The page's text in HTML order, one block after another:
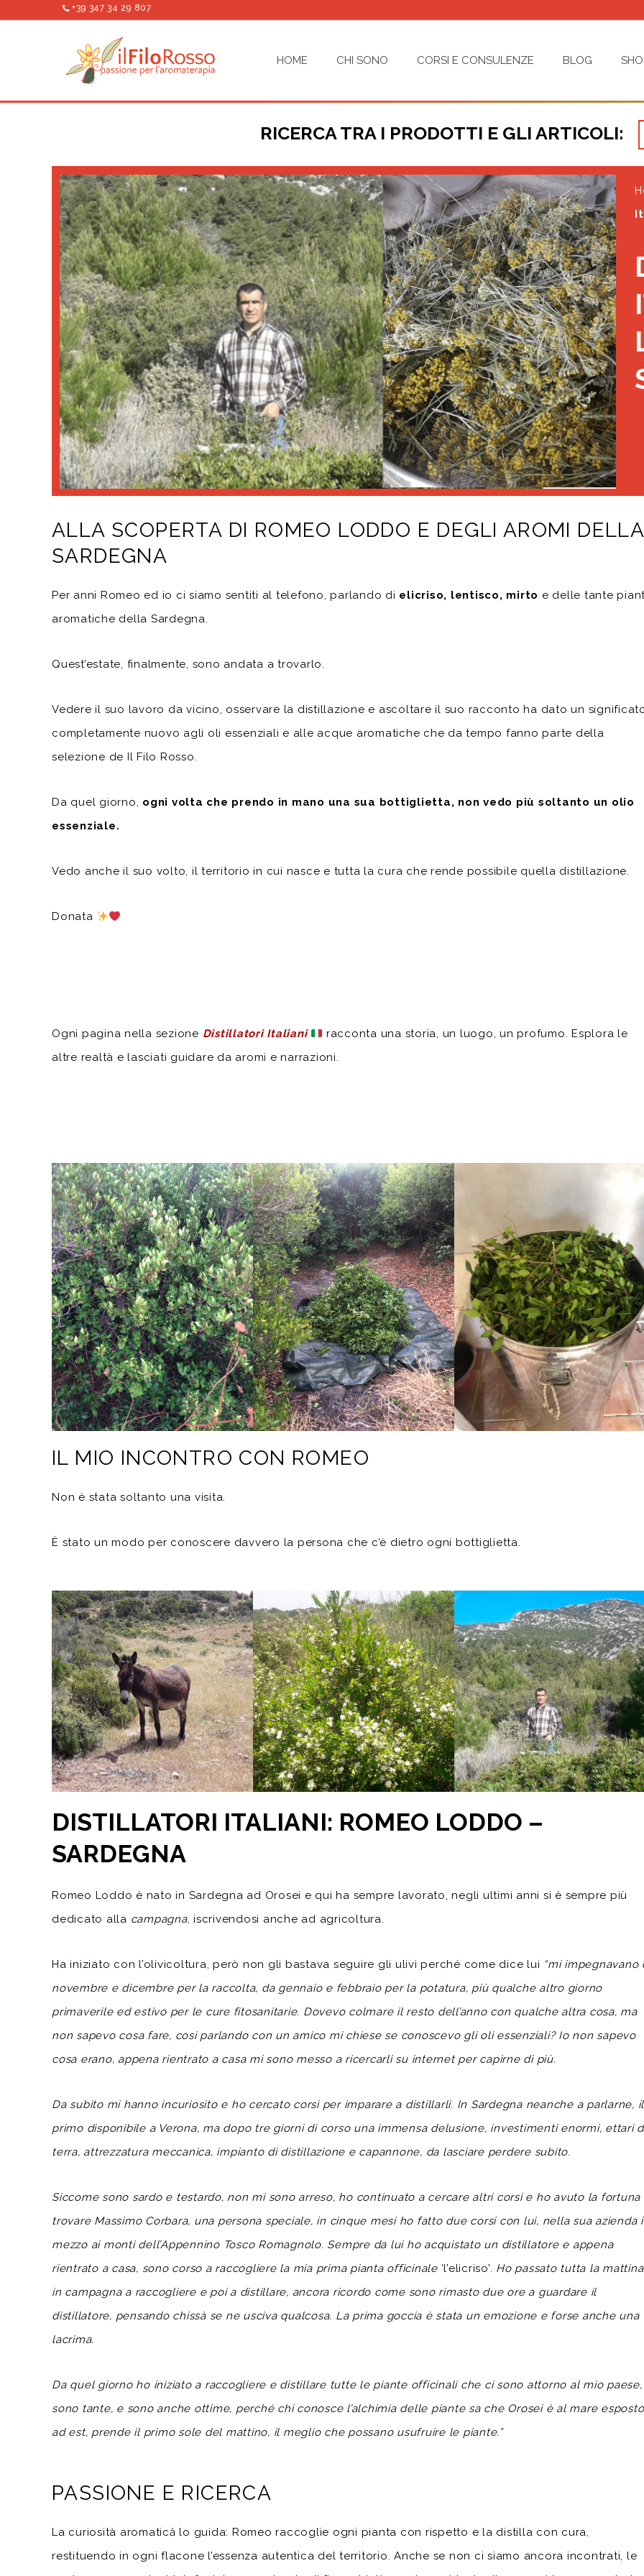
+39 347 34 29 807
HOME CHI SONO CORSI E CONSULENZE BLOG
RICERCA TRA I PRODOTTI E GLI ARTICOLI:
ALLA SCOPERTA DI ROMEO LODDO E DEGLI AROMI DELLA
SARDEGNA
Per anni Romeo ed io ci siamo sentiti al telefono, parlando di elicriso, lentisco, mirto e delle tante
aromatiche della Sardegna.
Quest’estate, finalmente, sono andata a trovarlo.
Vedere il suo lavoro da vicino, osservare la distillazione e ascoltare il suo racconto ha dato un
completamente nuovo agli oli essenziali e alle acque aromatiche che da tempo fanno parte della
selezione de Il Filo Rosso.
Da quel giorno, ogni volta che prendo in mano una sua bottiglietta, non vedo più soltanto un olio
essenziale.
Vedo anche il suo volto, il territorio in cui nasce e tutta la cura che rende possibile quella distillazione.
Donata
Ogni pagina nella sezione Distillatori Italiani
racconta una storia, un luogo, un profumo. Esplora le
altre realtà e lasciati guidare da aromi e narrazioni.
IL MIO INCONTRO CON ROMEO
Non è stata soltanto una visita.
È stato un modo per conoscere davvero la persona che c’è dietro ogni bottiglietta.
DISTILLATORI ITALIANI: ROMEO LODDO –
SARDEGNA
Romeo Loddo è nato in Sardegna ad Orosei e qui ha sempre lavorato, negli ultimi anni si è sempre più
dedicato alla campagna, iscrivendosi anche ad agricoltura.
Ha iniziato con l’olivicoltura, però non gli bastava seguire gli ulivi perché come dice lui “mi impegnavano
novembre e dicembre per la raccolta, da gennaio e febbraio per la potatura, più qualche altro giorno
primaverile ed estivo per le cure fitosanitarie. Dovevo colmare il resto dell’anno con qualche altra cosa, ma
non sapevo cosa fare, cosi parlando con un amico mi chiese se conoscevo gli oli essenziali? Io non sapevo
cosa erano, appena rientrato a casa mi sono messo a ricercarli su internet per capirne di più.
Da subito mi hanno incuriosito e ho cercato corsi per imparare a distillarli. In Sardegna neanche a parlarne, il
primo disponibile a Verona, ma dopo tre giorni di corso una immensa delusione, investimenti enormi, ettari
terra, attrezzatura meccanica, impianto di distillazione e capannone, da lasciare perdere subito.
Siccome sono sardo e testardo, non mi sono arreso, ho continuato a cercare altri corsi e ho avuto la fortuna
trovare Massimo Corbara, una persona speciale, in cinque mesi ho fatto due corsi con lui, nella sua azienda
mezzo ai monti dell’Appennino Tosco Romagnolo. Sempre da lui ho acquistato un distillatore e appena
rientrato a casa, sono corso a raccogliere la mia prima pianta officinale ‘l’elicriso’. Ho passato tutta la mattina
in campagna a raccogliere e poi a distillare, ancora ricordo come sono rimasto due ore a guardare il
distillatore, pensando chissà se ne usciva qualcosa. La prima goccia è stata un emozione e forse anche una
lacrima.
Da quel giorno ho iniziato a raccogliere e distillare tutte le piante officinali che ci sono attorno al mio paese,
sono tante, e sono anche ottime, perché chi conosce l’alchimia delle piante sa che Orosei è al mare esposto
ad est, prende il primo sole del mattino, il meglio che possano usufruire le piante.”
PASSIONE E RICERCA
La curiosità aromatică lo guida: Romeo raccoglie ogni pianta con rispetto e la distilla con cura,
restituendo in ogni flacone l’essenza autentica del territorio. Anche se non ci siamo ancora incontrati, le